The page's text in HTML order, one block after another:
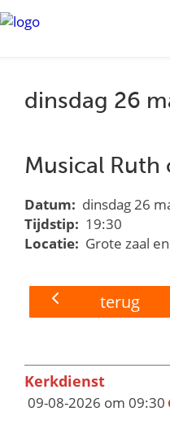
dinsdag 26
Musical Ruth
Datum: dinsdag 26
Tijdstip: 19:30
Locatie: Grote zaal
terug
Kerkdienst
09-08-2026 om 09:30